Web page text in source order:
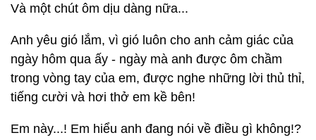
Và một chút ôm dịu dàng nữa...
Anh yêu gió lắm, vì gió luôn cho anh cảm giác của
ngày hôm qua ấy - ngày mà anh được ôm chầm
trong vòng tay của em, được nghe những lời thủ thỉ,
tiếng cười và hơi thở em kề bên!
Em này...! Em hiểu anh đang nói về điều gì không!?